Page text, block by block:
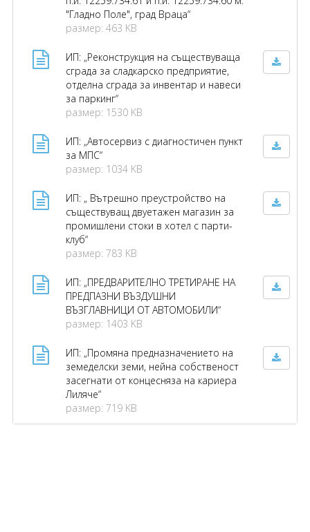
"Гладно Поле", град Враца“
размер: 463 KB
ИП: „Реконструкция на съществуваща
сграда за сладкарско предприятие,
отделна сграда за инвентар и навеси
за паркинг“
размер: 1530 KB
ИП: „Автосервиз с диагностичен пункт
за МПС“
размер: 1034 KB
ИП: „ Вътрешно преустройство на
съществуващ двуетажен магазин за
промишлени стоки в хотел с парти-
клуб“
размер: 783 KB
ИП: „ПРЕДВАРИТЕЛНО ТРЕТИРАНЕ НА
ПРЕДПАЗНИ ВЪЗДУШНИ
ВЪЗГЛАВНИЦИ ОТ АВТОМОБИЛИ“
размер: 1403 KB
ИП: „Промяна предназначението на
земеделски земи, нейна собственост
засегнати от концесняза на кариера
Лиляче“
размер: 719 KB